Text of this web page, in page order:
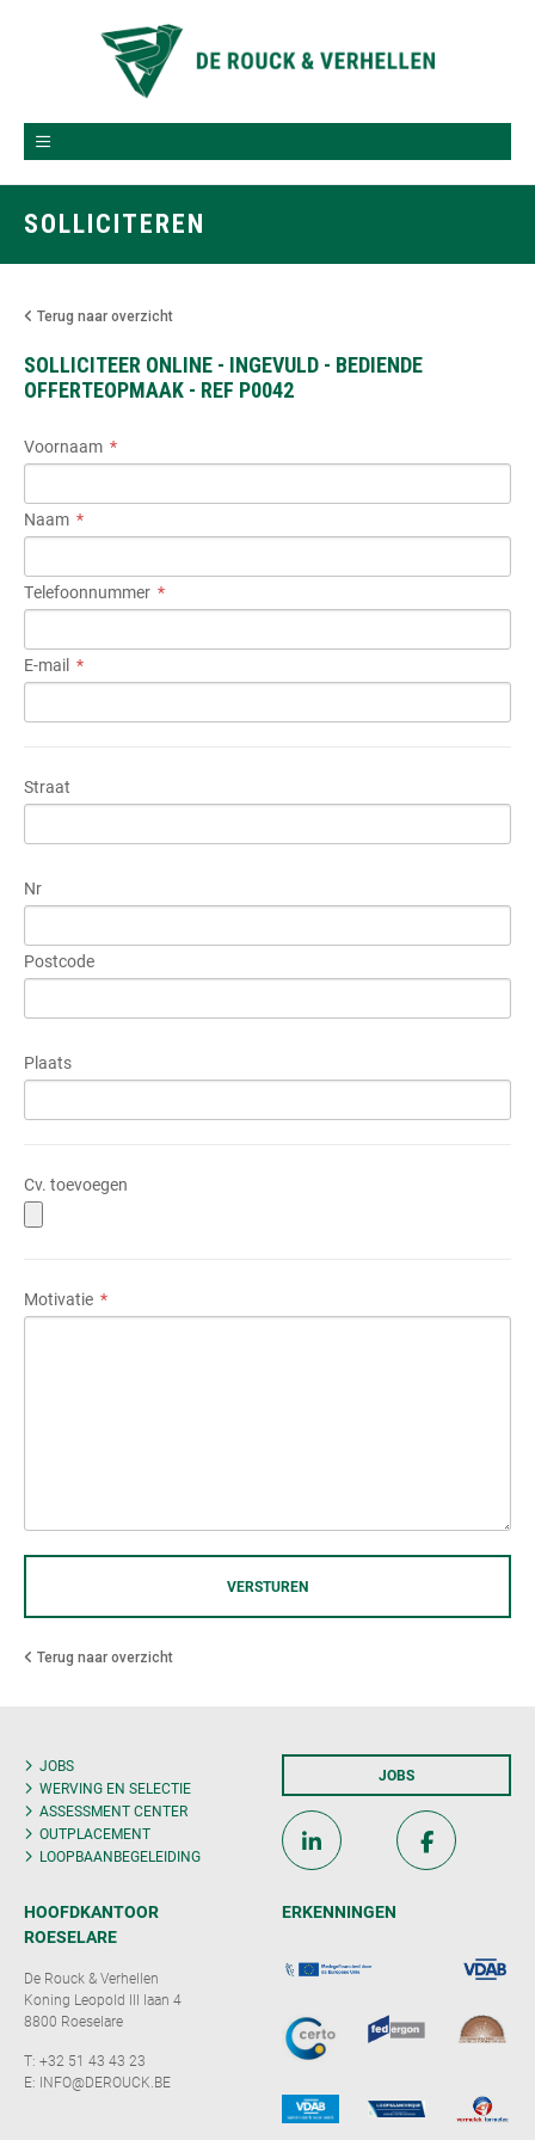
SOLLICITEREN
Terug naar overzicht
SOLLICITEER ONLINE - INGEVULD - BEDIENDE
OFFERTEOPMAAK - REF P0042
Voornaam
Naam
Telefoonnummer
E-mail
Straat
Nr
Postcode
Plaats
Cv. toevoegen
Motivatie
VERSTUREN
Terug naar overzicht
JOBS
WERVING EN SELECTIE
ASSESSMENT CENTER
OUTPLACEMENT
LOOPBAANBEGELEIDING
JOBS
HOOFDKANTOOR
ROESELARE
De Rouck & Verhellen
Koning Leopold III laan 4
8800 Roeselare
T: +32 51 43 43 23
E: INFO@DEROUCK.BE
ERKENNINGEN